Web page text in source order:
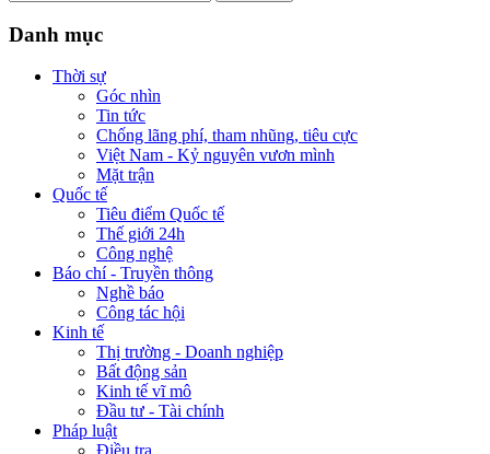
Danh mục
Thời sự
Góc nhìn
Tin tức
Chống lãng phí, tham nhũng, tiêu cực
Việt Nam - Kỷ nguyên vươn mình
Mặt trận
Quốc tế
Tiêu điểm Quốc tế
Thế giới 24h
Công nghệ
Báo chí - Truyền thông
Nghề báo
Công tác hội
Kinh tế
Thị trường - Doanh nghiệp
Bất động sản
Kinh tế vĩ mô
Đầu tư - Tài chính
Pháp luật